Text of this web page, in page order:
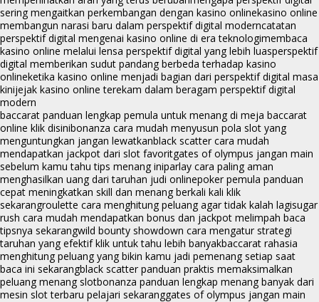
sering mengaitkan perkembangan dengan kasino onlinekasino online
membangun narasi baru dalam perspektif digital moderncatatan
perspektif digital mengenai kasino online di era teknologimembaca
kasino online melalui lensa perspektif digital yang lebih luasperspektif
digital memberikan sudut pandang berbeda terhadap kasino
onlineketika kasino online menjadi bagian dari perspektif digital masa
kinijejak kasino online terekam dalam beragam perspektif digital
modern
baccarat panduan lengkap pemula untuk menang di meja baccarat
online klik disinibonanza cara mudah menyusun pola slot yang
menguntungkan jangan lewatkanblack scatter cara mudah
mendapatkan jackpot dari slot favoritgates of olympus jangan main
sebelum kamu tahu tips menang iniparlay cara paling aman
menghasilkan uang dari taruhan judi onlinepoker pemula panduan
cepat meningkatkan skill dan menang berkali kali klik
sekarangroulette cara menghitung peluang agar tidak kalah lagisugar
rush cara mudah mendapatkan bonus dan jackpot melimpah baca
tipsnya sekarangwild bounty showdown cara mengatur strategi
taruhan yang efektif klik untuk tahu lebih banyakbaccarat rahasia
menghitung peluang yang bikin kamu jadi pemenang setiap saat
baca ini sekarangblack scatter panduan praktis memaksimalkan
peluang menang slotbonanza panduan lengkap menang banyak dari
mesin slot terbaru pelajari sekaranggates of olympus jangan main